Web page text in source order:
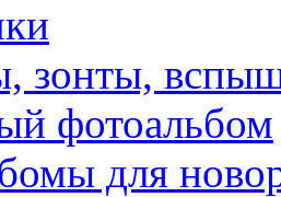
зонты,
фотоальбом
для